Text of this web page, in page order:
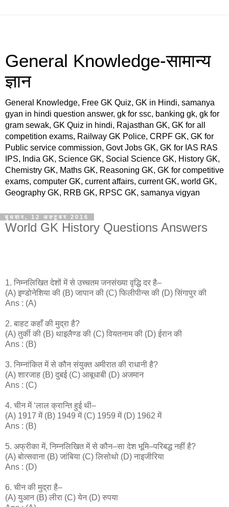
General Knowledge-सामान्य
ज्ञान
General Knowledge, Free GK Quiz, GK in Hindi, samanya
gyan in hindi question answer, gk for ssc, banking gk, gk for
gram sewak, GK Quiz in hindi, Rajasthan GK, GK for all
competition exams, Railway GK Police, CRPF GK, GK for
Public service commission, Govt Jobs GK, GK for IAS RAS
IPS, India GK, Science GK, Social Science GK, History GK,
Chemistry GK, Maths GK, Reasoning GK, GK for competitive
exams, computer GK, current affairs, current GK, world GK,
Geography GK, RRB GK, RPSC GK, samanya vigyan
बुधवार, 12 अक्टूबर 2016
World GK History Questions Answers
1. निम्नलिखित देशों में से उच्चतम जनसंख्या वृ​द्धि दर है–
(A) इण्डोनेशिया की (B) जापान की (C) फिलीपीन्स की (D) सिंगापुर की
Ans : (A)
2. बाहट कहाँ की मुद्रा है?
(A) तुर्की की (B) थाइलैण्ड की (C) वियतनाम की (D) ईरान की
Ans : (B)
3. निम्नांकित में से कौन संयुक्त अमीरात की राधानी है?
(A) शारजाह (B) दुबई (C) आबूधाबी (D) अजमान
Ans : (C)
4. चीन में ‘लाल क्रान्ति हुई थी–
(A) 1917 में (B) 1949 में (C) 1959 में (D) 1962 में
Ans : (B)
5. अफ्रीका में, निम्नलिखित में से कौन–सा देश भूमि–परिबद्ध नहीं है?
(A) बोत्सवाना (B) जांबिया (C) लिसोथो (D) नाइजीरिया
Ans : (D)
6. चीन की मुद्रा है–
(A) युआन (B) लीरा (C) येन (D) रुपया